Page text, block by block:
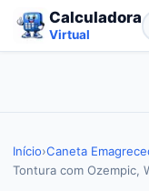
Calculadora
Virtual
Início›Caneta
Tontura com Ozempic,